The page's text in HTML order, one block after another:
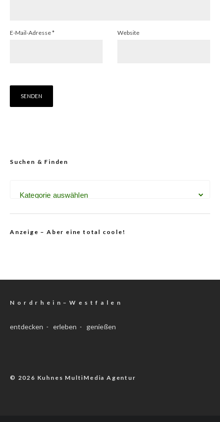
E-Mail-Adresse* Website
Suchen & Finden
Anzeige – Aber eine total coole!
N o r d r h e i n – W e s t f a l e n
entdecken - erleben - genießen
© 2026 Kuhnes MultiMedia Agentur